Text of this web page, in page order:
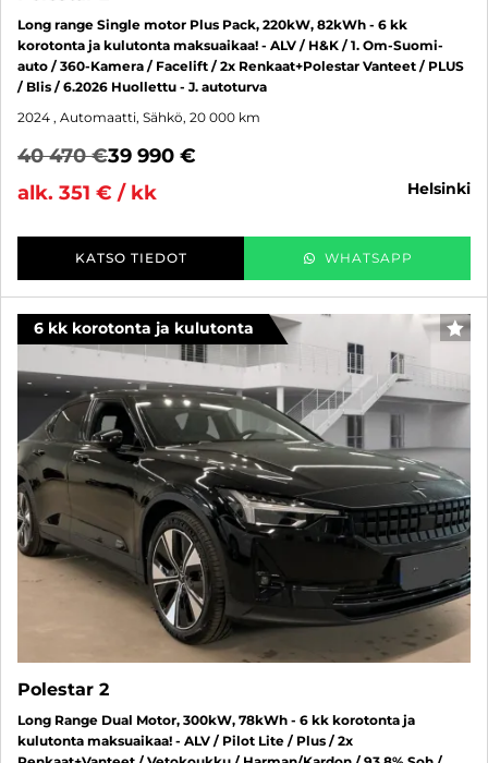
Long range Single motor Plus Pack, 220kW, 82kWh - 6 kk
korotonta ja kulutonta maksuaikaa! - ALV / H&K / 1. Om-Suomi-
auto / 360-Kamera / Facelift / 2x Renkaat+Polestar Vanteet / PLUS
/ Blis / 6.2026 Huollettu - J. autoturva
2024 , Automaatti, Sähkö, 20 000 km
40 470 €39 990 €
alk. 351 € / kk
helsinki
KATSO TIEDOT WHATSAPP
6 kk korotonta ja kulutonta
Polestar 2
Long Range Dual Motor, 300kW, 78kWh - 6 kk korotonta ja
kulutonta maksuaikaa! - ALV / Pilot Lite / Plus / 2x